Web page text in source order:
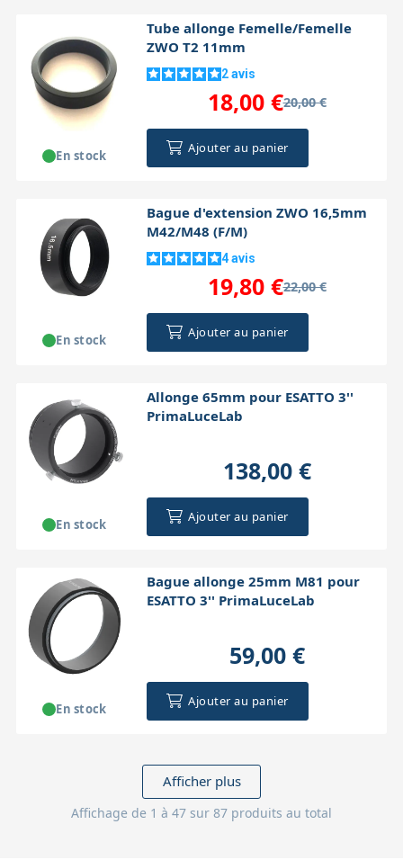
Tube allonge Femelle/Femelle
ZWO T2 11mm
2avis
20,00 €
18,00 €
Ajouter au panier
En stock
Bague d'extension ZWO 16,5mm
M42/M48 (F/M)
4avis
22,00 €
19,80 €
Ajouter au panier
En stock
Allonge 65mm pour ESATTO 3''
PrimaLuceLab
138,00 €
Ajouter au panier
En stock
Bague allonge 25mm M81 pour
ESATTO 3'' PrimaLuceLab
59,00 €
Ajouter au panier
En stock
Affichage de 1 à 47 sur 87 produits au total
Afficher plus